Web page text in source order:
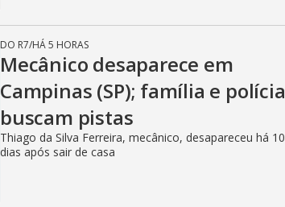
DO R7/HÁ 5 HORAS
Mecânico desaparece em
Campinas (SP); família e polícia
buscam pistas
Thiago da Silva Ferreira, mecânico, desapareceu há 10
dias após sair de casa